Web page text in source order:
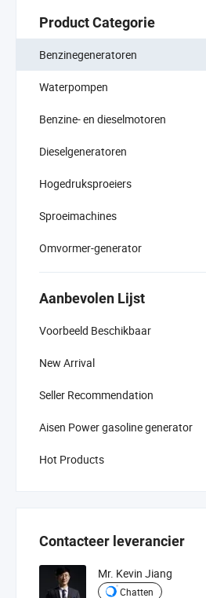
Product Categorie
Benzinegeneratoren
Waterpompen
Benzine- en dieselmotoren
Dieselgeneratoren
Hogedruksproeiers
Sproeimachines
Omvormer-generator
Aanbevolen Lijst
Voorbeeld Beschikbaar
New Arrival
Seller Recommendation
Aisen Power gasoline generator
Hot Products
Contacteer leverancier
Mr. Kevin Jiang
Chatten